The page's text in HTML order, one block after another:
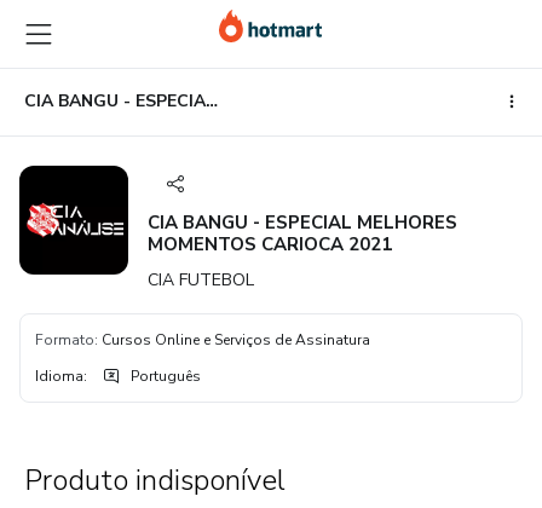
para
o
conteúdo
principal
para
o
pagamento
para
o
rodapé
CIA BANGU - ESPECIAL MELHORES MOMENTOS CARIOCA 2021
CIA BANGU - ESPECIAL MELHORES
MOMENTOS CARIOCA 2021
CIA FUTEBOL
Formato: Cursos Online e Serviços de Assinatura
Idioma: Português
Produto indisponível